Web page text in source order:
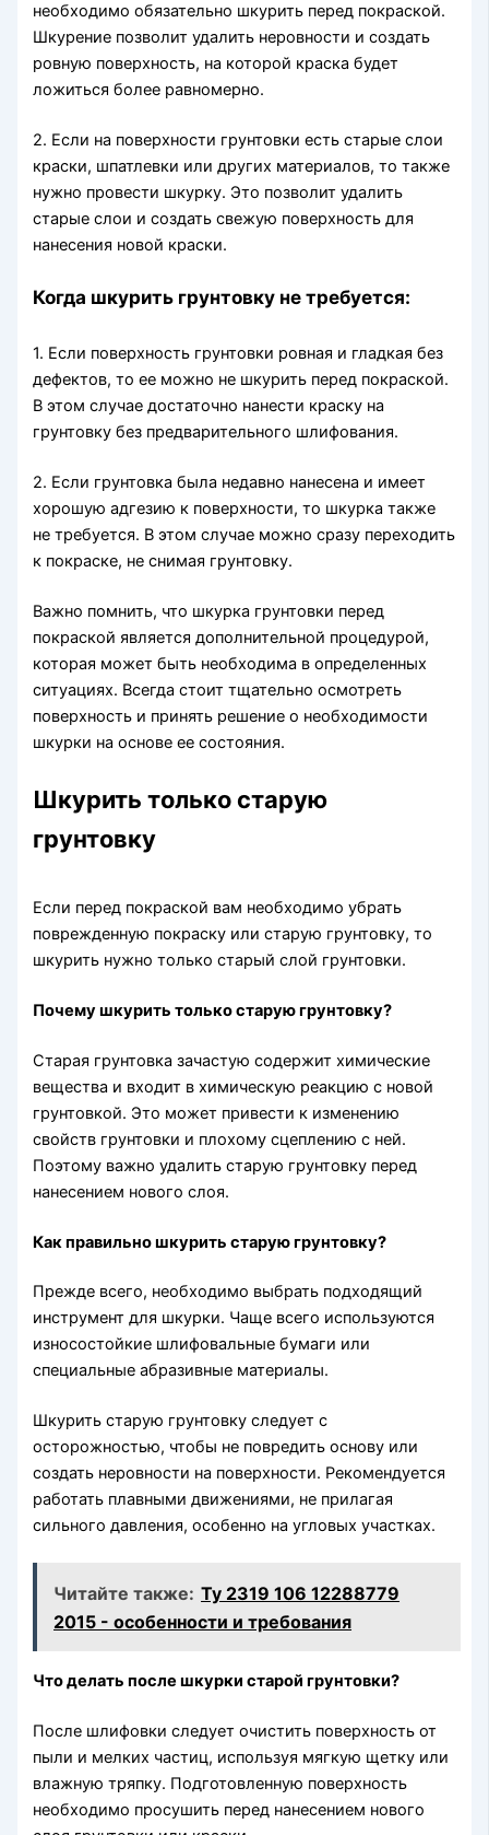
необходимо обязательно шкурить перед покраской.
Шкурение позволит удалить неровности и создать
ровную поверхность, на которой краска будет
ложиться более равномерно.
2. Если на поверхности грунтовки есть старые слои
краски, шпатлевки или других материалов, то также
нужно провести шкурку. Это позволит удалить
старые слои и создать свежую поверхность для
нанесения новой краски.
Когда шкурить грунтовку не требуется:
1. Если поверхность грунтовки ровная и гладкая без
дефектов, то ее можно не шкурить перед покраской.
В этом случае достаточно нанести краску на
грунтовку без предварительного шлифования.
2. Если грунтовка была недавно нанесена и имеет
хорошую адгезию к поверхности, то шкурка также
не требуется. В этом случае можно сразу переходить
к покраске, не снимая грунтовку.
Важно помнить, что шкурка грунтовки перед
покраской является дополнительной процедурой,
которая может быть необходима в определенных
ситуациях. Всегда стоит тщательно осмотреть
поверхность и принять решение о необходимости
шкурки на основе ее состояния.
Шкурить только старую
грунтовку
Если перед покраской вам необходимо убрать
поврежденную покраску или старую грунтовку, то
шкурить нужно только старый слой грунтовки.
Почему шкурить только старую грунтовку?
Старая грунтовка зачастую содержит химические
вещества и входит в химическую реакцию с новой
грунтовкой. Это может привести к изменению
свойств грунтовки и плохому сцеплению с ней.
Поэтому важно удалить старую грунтовку перед
нанесением нового слоя.
Как правильно шкурить старую грунтовку?
Прежде всего, необходимо выбрать подходящий
инструмент для шкурки. Чаще всего используются
износостойкие шлифовальные бумаги или
специальные абразивные материалы.
Шкурить старую грунтовку следует с
осторожностью, чтобы не повредить основу или
создать неровности на поверхности. Рекомендуется
работать плавными движениями, не прилагая
сильного давления, особенно на угловых участках.
Читайте также: Ту 2319 106 12288779
2015 - особенности и требования
Что делать после шкурки старой грунтовки?
После шлифовки следует очистить поверхность от
пыли и мелких частиц, используя мягкую щетку или
влажную тряпку. Подготовленную поверхность
необходимо просушить перед нанесением нового